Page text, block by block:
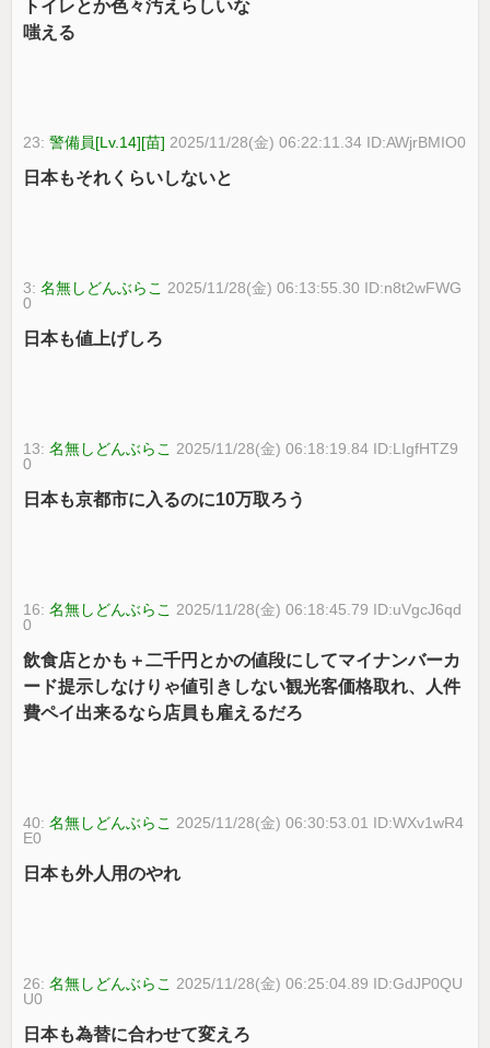
トイレとか色々汚えらしいな
嗤える
23:警備員[Lv.14][苗] 2025/11/28(金) 06:22:11.34 ID:AWjrBMIO0
日本もそれくらいしないと
3:名無しどんぶらこ 2025/11/28(金) 06:13:55.30 ID:n8t2wFWG
0
日本も値上げしろ
13:名無しどんぶらこ 2025/11/28(金) 06:18:19.84 ID:LIgfHTZ9
0
日本も京都市に入るのに10万取ろう
16:名無しどんぶらこ 2025/11/28(金) 06:18:45.79 ID:uVgcJ6qd
0
飲食店とかも＋二千円とかの値段にしてマイナンバーカ
ード提示しなけりゃ値引きしない観光客価格取れ、人件
費ペイ出来るなら店員も雇えるだろ
40:名無しどんぶらこ 2025/11/28(金) 06:30:53.01 ID:WXv1wR4
E0
日本も外人用のやれ
26:名無しどんぶらこ 2025/11/28(金) 06:25:04.89 ID:GdJP0QU
U0
日本も為替に合わせて変えろ